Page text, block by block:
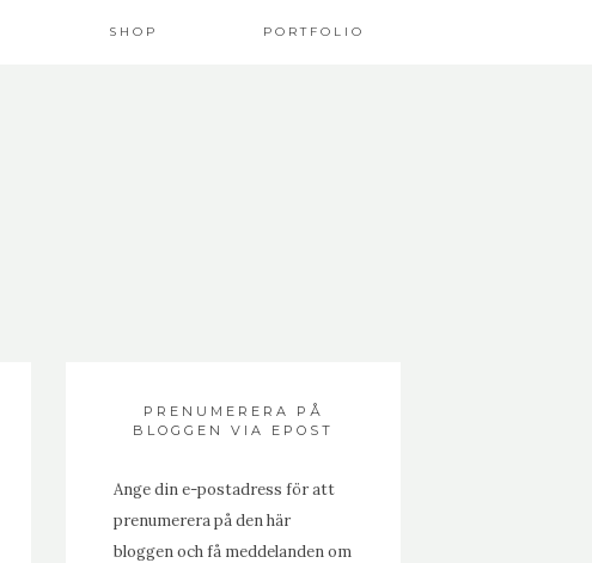
SHOP PORTFOLIO
PRENUMERERA PÅ
BLOGGEN VIA EPOST
Ange din e-postadress för att
prenumerera på den här
bloggen och få meddelanden om